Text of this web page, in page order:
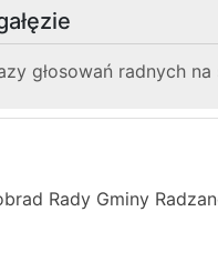
głosowań radnych na
Rady Gminy